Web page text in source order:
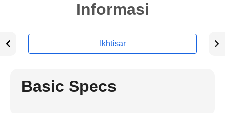
Informasi
Ikhtisar
Basic Specs